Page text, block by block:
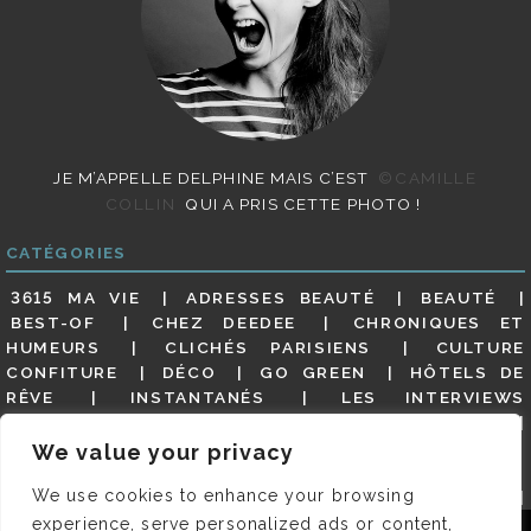
We value your privacy
We use cookies to enhance your browsing
experience, serve personalized ads or content,
JE M’APPELLE DELPHINE MAIS C’EST
©CAMILLE
COLLIN
QUI A PRIS CETTE PHOTO !
CATÉGORIES
3615 MA VIE ADRESSES BEAUTÉ
BEAUTÉ
BEST-OF
CHEZ DEEDEE
CHRONIQUES ET
HUMEURS
CLICHÉS PARISIENS
CULTURE
CONFITURE
DÉCO GO GREEN
HÔTELS DE
RÊVE
INSTANTANÉS
LES INTERVIEWS
MES ADRESSES
MODE NON CLASSÉ
GUIDE
PARIS EN PHOTOS
RESTAURANTS
REVUE DE PRESSE DÉTAILLÉE, SIOU PLAIT